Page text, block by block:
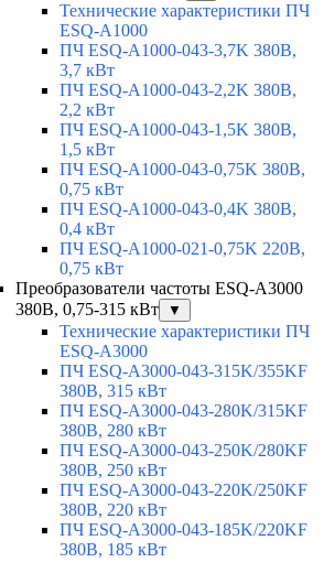
Технические характеристики ПЧ
ESQ-A1000
ПЧ ESQ-A1000-043-3,7K 380В,
3,7 кВт
ПЧ ESQ-A1000-043-2,2K 380В,
2,2 кВт
ПЧ ESQ-A1000-043-1,5K 380В,
1,5 кВт
ПЧ ESQ-A1000-043-0,75K 380В,
0,75 кВт
ПЧ ESQ-A1000-043-0,4K 380В,
0,4 кВт
ПЧ ESQ-A1000-021-0,75K 220В,
0,75 кВт
Преобразователи частоты ESQ-A3000
380В, 0,75-315 кВт
▼
Технические характеристики ПЧ
ESQ-A3000
ПЧ ESQ-A3000-043-315K/355KF
380В, 315 кВт
ПЧ ESQ-A3000-043-280K/315KF
380В, 280 кВт
ПЧ ESQ-A3000-043-250K/280KF
380В, 250 кВт
ПЧ ESQ-A3000-043-220K/250KF
380В, 220 кВт
ПЧ ESQ-A3000-043-185K/220KF
380В, 185 кВт